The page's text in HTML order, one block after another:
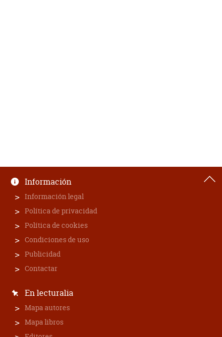
Información
Información legal
Política de privacidad
Política de cookies
Condiciones de uso
Publicidad
Contactar
En lecturalia
Mapa autores
Mapa libros